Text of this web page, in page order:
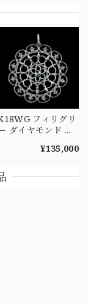
フィリグリ
ダイヤモンド ペ
0.10ct ホワイトゴー
フ MOP00292
¥135,000